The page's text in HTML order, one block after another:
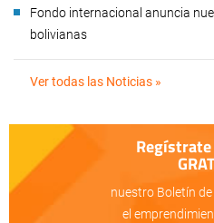
Fondo internacional anuncia
bolivianas
Ver todas las Noticias »
nuestro Boletín
el